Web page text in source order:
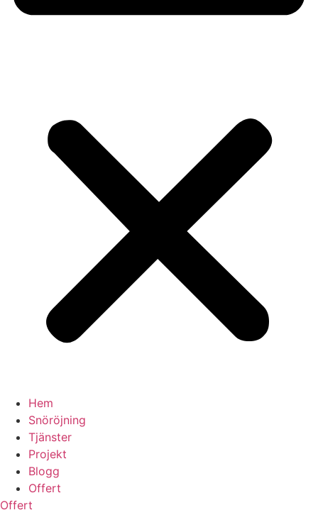
Hem
Snöröjning
Tjänster
Projekt
Blogg
Offert
Offert